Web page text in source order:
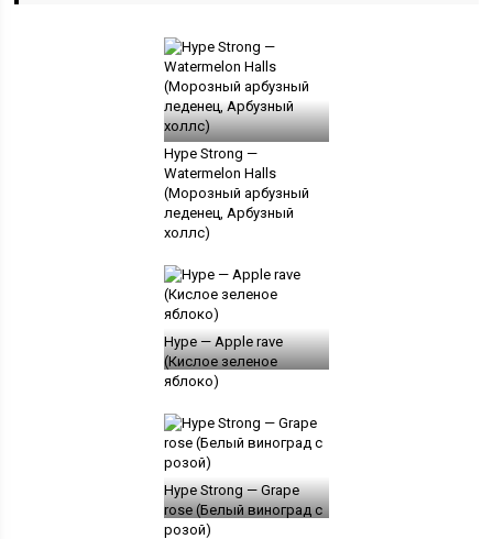
Hype Strong —
Watermelon Halls
(Морозный арбузный
леденец, Арбузный
холлс)
Hype — Apple rave
(Кислое зеленое
яблоко)
Hype Strong — Grape
rose (Белый виноград с
розой)